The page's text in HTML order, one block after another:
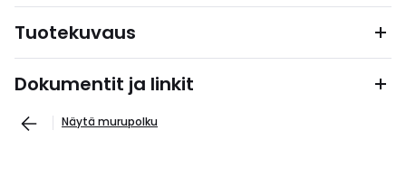
Tuotekuvaus
Dokumentit ja linkit
Näytä murupolku